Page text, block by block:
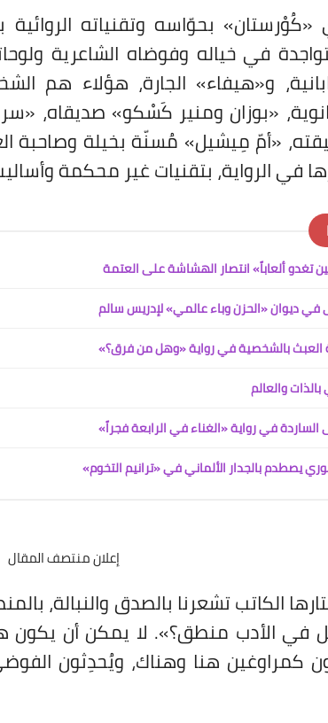
«كُوْرستان» بحوّاسه وتقنياته
في خياله وفوضاه الشاعرية
و«هيفاء» الجارة، هؤلاء هم
«بوزان ومنير كَسْكو» صديقاه،
«أمّ مِيشيل» مُسنّة بخيلة وصاحبة
في الرواية، بتقنيات غير محكمة
تغدو ألعاباً» انتصار الهشاشة على العتمة
في ديوان «الحزن وباء عالمي» لإدريس سالم
العبث بالشخصية في رواية «وهل من فرق؟»
والعالم
في رواية «الغناء في الرابعة فجراً»
يصطدم بالجدار الألماني في «ترانيم التخوم»
إعلان منتصف المقال
الكاتب تشعرنا بالصدق والنبالة،
في الأدب منطق؟». لا يمكن أن يكون
كمراوغين هنا وهناك، ويُحدِثون